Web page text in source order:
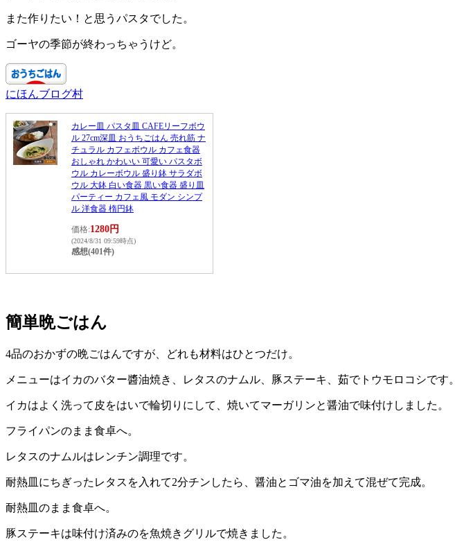
また作りたい！と思うパスタでした。
ゴーヤの季節が終わっちゃうけど。
にほんブログ村
カレー皿 パスタ皿 CAFEリーフボウ
ル 27cm深皿 おうちごはん 売れ筋 ナ
チュラル カフェボウル カフェ食器
おしゃれ かわいい 可愛い パスタボ
ウル カレーボウル 盛り鉢 サラダボ
ウル 大鉢 白い食器 黒い食器 盛り皿
パーティー カフェ風 モダン シンプ
ル 洋食器 楕円鉢
価格:1280円
(2024/8/31 09:59時点)
感想(401件)
簡単晩ごはん
4品のおかずの晩ごはんですが、どれも材料はひとつだけ。
メニューはイカのバター醬油焼き、レタスのナムル、豚ステーキ、茹でトウモロコシです。
イカはよく洗って皮をはいで輪切りにして、焼いてマーガリンと醤油で味付けしました。
フライパンのまま食卓へ。
レタスのナムルはレンチン調理です。
耐熱皿にちぎったレタスを入れて2分チンしたら、醤油とゴマ油を加えて混ぜて完成。
耐熱皿のまま食卓へ。
豚ステーキは味付け済みのを魚焼きグリルで焼きました。